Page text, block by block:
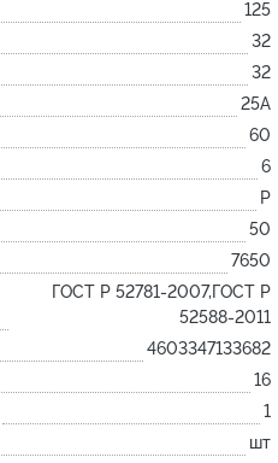
125
32
32
25А
60
6
P
50
7650
ГОСТ Р 52781-2007,ГОСТ Р
52588-2011
4603347133682
16
1
шт